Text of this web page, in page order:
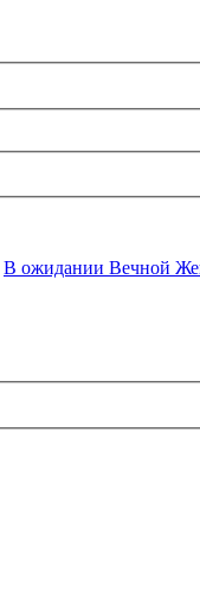
В ожидании Вечной